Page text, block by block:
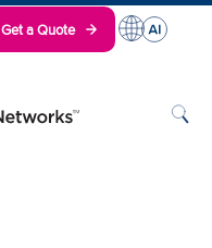
Get a Quote